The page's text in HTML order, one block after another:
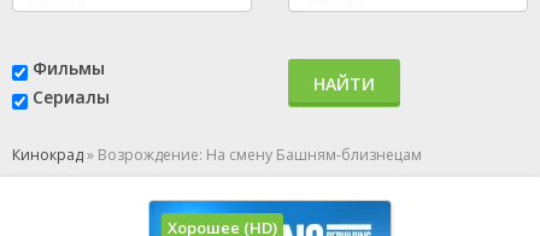
Фильмы
Сериалы
НАЙТИ
Кинокрад» Возрождение: На смену Башням-близнецам
Хорошее (HD)